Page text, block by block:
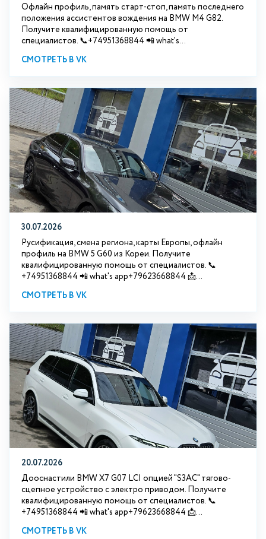
Офлайн профиль, память старт-стоп, память последнего
положения ассистентов вождения на BMW М4 G82.
Получите квалифицированную помощь от
специалистов. 📞+74951368844 📲 what's...
СМОТРЕТЬ В VK
30.07.2026
Русификация, смена региона, карты Европы, офлайн
профиль на BMW 5 G60 из Кореи. Получите
квалифицированную помощь от специалистов. 📞
+74951368844 📲 what's app+79623668844 📩...
СМОТРЕТЬ В VK
20.07.2026
Дооснастили BMW Х7 G07 LCI опцией "S3АС" тягово-
сцепное устройство с электро приводом. Получите
квалифицированную помощь от специалистов. 📞
+74951368844 📲 what's app+79623668844 📩...
СМОТРЕТЬ В VK